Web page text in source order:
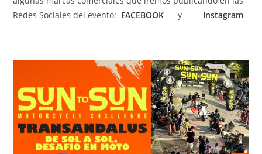
Redes Sociales del evento: FACEBOOK y Instagram